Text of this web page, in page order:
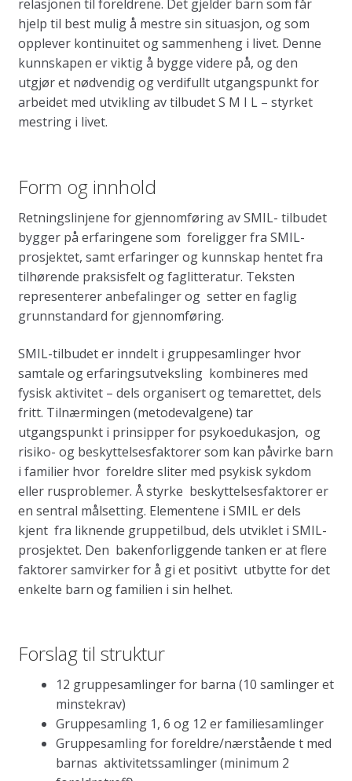
relasjonen til foreldrene. Det gjelder barn som får
hjelp til best mulig å mestre sin situasjon, og som
opplever kontinuitet og sammenheng i livet. Denne
kunnskapen er viktig å bygge videre på, og den
utgjør et nødvendig og verdifullt utgangspunkt for
arbeidet med utvikling av tilbudet S M I L – styrket
mestring i livet.
Form og innhold
Retningslinjene for gjennomføring av SMIL- tilbudet
bygger på erfaringene som foreligger fra SMIL-
prosjektet, samt erfaringer og kunnskap hentet fra
tilhørende praksisfelt og faglitteratur. Teksten
representerer anbefalinger og setter en faglig
grunnstandard for gjennomføring.
SMIL-tilbudet er inndelt i gruppesamlinger hvor
samtale og erfaringsutveksling kombineres med
fysisk aktivitet – dels organisert og temarettet, dels
fritt. Tilnærmingen (metodevalgene) tar
utgangspunkt i prinsipper for psykoedukasjon, og
risiko- og beskyttelsesfaktorer som kan påvirke barn
i familier hvor foreldre sliter med psykisk sykdom
eller rusproblemer. Å styrke beskyttelsesfaktorer er
en sentral målsetting. Elementene i SMIL er dels
kjent fra liknende gruppetilbud, dels utviklet i SMIL-
prosjektet. Den bakenforliggende tanken er at flere
faktorer samvirker for å gi et positivt utbytte for det
enkelte barn og familien i sin helhet.
Forslag til struktur
12 gruppesamlinger for barna (10 samlinger et
minstekrav)
Gruppesamling 1, 6 og 12 er familiesamlinger
Gruppesamling for foreldre/nærstående t med
barnas aktivitetssamlinger (minimum 2